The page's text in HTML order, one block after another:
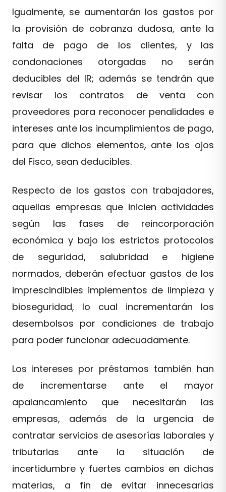
Igualmente, se aumentarán los gastos por
la provisión de cobranza dudosa, ante la
falta de pago de los clientes, y las
condonaciones otorgadas no serán
deducibles del IR; además se tendrán que
revisar los contratos de venta con
proveedores para reconocer penalidades e
intereses ante los incumplimientos de pago,
para que dichos elementos, ante los ojos
del Fisco, sean deducibles.
Respecto de los gastos con trabajadores,
aquellas empresas que inicien actividades
según las fases de reincorporación
económica y bajo los estrictos protocolos
de seguridad, salubridad e higiene
normados, deberán efectuar gastos de los
imprescindibles implementos de limpieza y
bioseguridad, lo cual incrementarán los
desembolsos por condiciones de trabajo
para poder funcionar adecuadamente.
Los intereses por préstamos también han
de incrementarse ante el mayor
apalancamiento que necesitarán las
empresas, además de la urgencia de
contratar servicios de asesorías laborales y
tributarias ante la situación de
incertidumbre y fuertes cambios en dichas
materias, a fin de evitar innecesarias